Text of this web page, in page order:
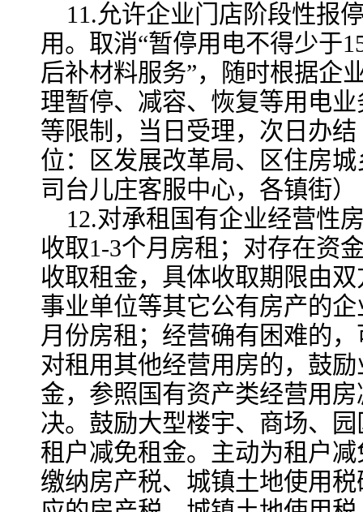
11.允许企业门店阶段性报
用。取消“暂停用电不得少于
后补材料服务”，随时根据企
理暂停、减容、恢复等用电
等限制，当日受理，次日办
位：区发展改革局、区住房
司台儿庄客服中心，各镇街）
12.对承租国有企业经营性
收取1-3个月房租；对存在资
收取租金，具体收取期限由
事业单位等其它公有房产的
月份房租；经营确有困难的
对租用其他经营用房的，鼓
金，参照国有资产类经营用
决。鼓励大型楼宇、商场、
租户减免租金。主动为租户
缴纳房产税、城镇土地使用